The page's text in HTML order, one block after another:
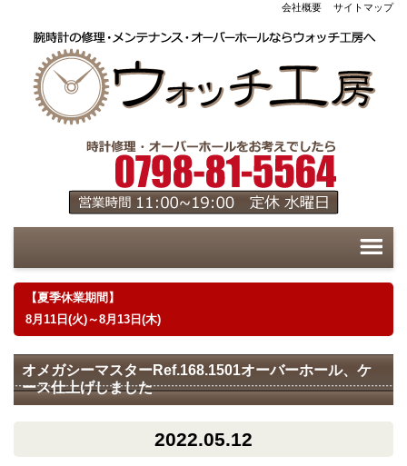
会社概要 サイトマップ
【夏季休業期間】
8月11日(火)～8月13日(木)
オメガシーマスターRef.168.1501オーバーホール、ケ
ース仕上げしました
2022.05.12